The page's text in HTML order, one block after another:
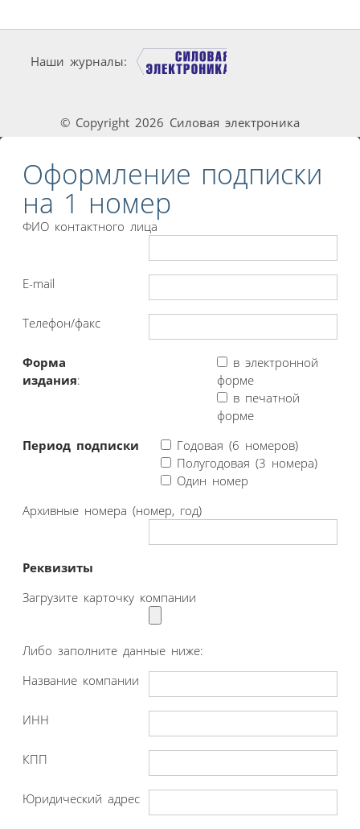
Наши журналы:
© Copyright 2026 Силовая электроника
Оформление подписки
на 1 номер
ФИО контактного лица
E-mail
Телефон/факс
Форма
издания:
в электронной
форме
в печатной
форме
Период подписки
Годовая (6 номеров)
Полугодовая (3 номера)
Один номер
Архивные номера (номер, год)
Реквизиты
Загрузите карточку компании
Либо заполните данные ниже:
Название компании
ИНН
КПП
Юридический адрес